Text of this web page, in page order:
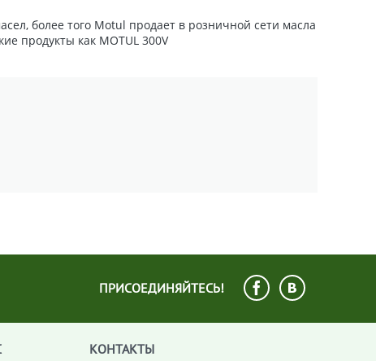
более того Motul продает в розничной сети масла
продукты как MOTUL 300V
ПРИСОЕДИНЯЙТЕСЬ!
КОНТАКТЫ